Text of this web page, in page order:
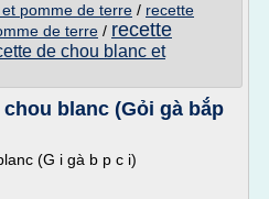
pomme de terre / recette
de terre / recette
de chou blanc et
blanc (Gỏi gà bắp
(G i gà b p c i)